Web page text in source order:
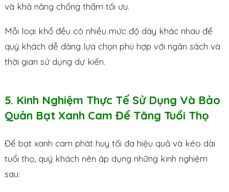
và khả năng chống thấm tối ưu.
Mỗi loại khổ đều có nhiều mức độ dày khác nhau để
quý khách dễ dàng lựa chọn phù hợp với ngân sách và
thời gian sử dụng dự kiến.
5. Kinh Nghiệm Thực Tế Sử Dụng Và Bảo
Quản Bạt Xanh Cam Để Tăng Tuổi Thọ
Để bạt xanh cam phát huy tối đa hiệu quả và kéo dài
tuổi thọ, quý khách nên áp dụng những kinh nghiệm
sau: